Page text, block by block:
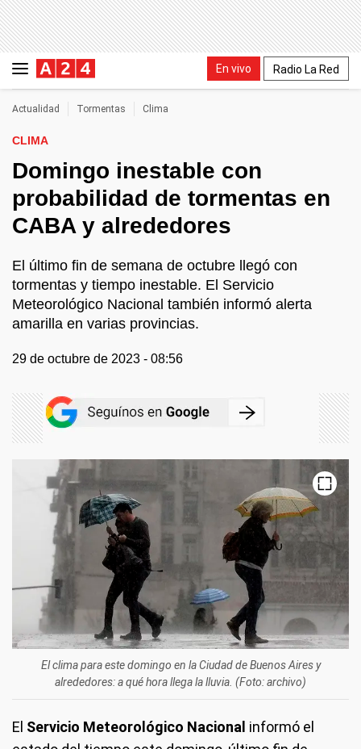
En vivo Radio La Red
Actualidad Tormentas Clima
CLIMA
Domingo inestable con
probabilidad de tormentas en
CABA y alrededores
El último fin de semana de octubre llegó con
tormentas y tiempo inestable. El Servicio
Meteorológico Nacional también informó alerta
amarilla en varias provincias.
29 de octubre de 2023 - 08:56
El clima para este domingo en la Ciudad de Buenos Aires y
alrededores: a qué hora llega la lluvia. (Foto: archivo)
El Servicio Meteorológico Nacional informó el